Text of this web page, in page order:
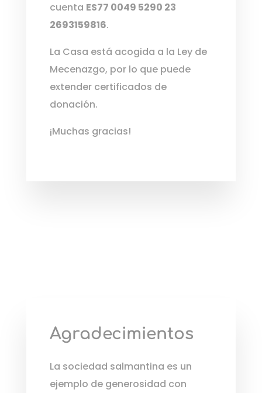
cuenta ES77 0049 5290 23
2693159816.
La Casa está acogida a la Ley de
Mecenazgo, por lo que puede
extender certificados de
donación.
¡Muchas gracias!
Agradecimientos
La sociedad salmantina es un
ejemplo de generosidad con